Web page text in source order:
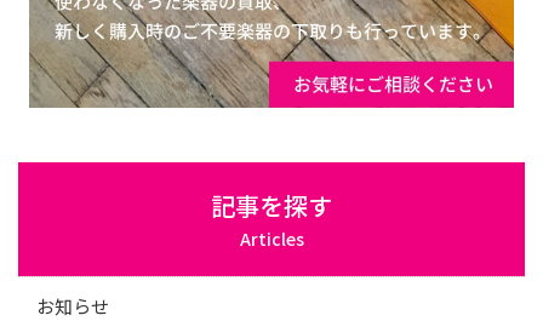
記事を探す
Articles
お知らせ